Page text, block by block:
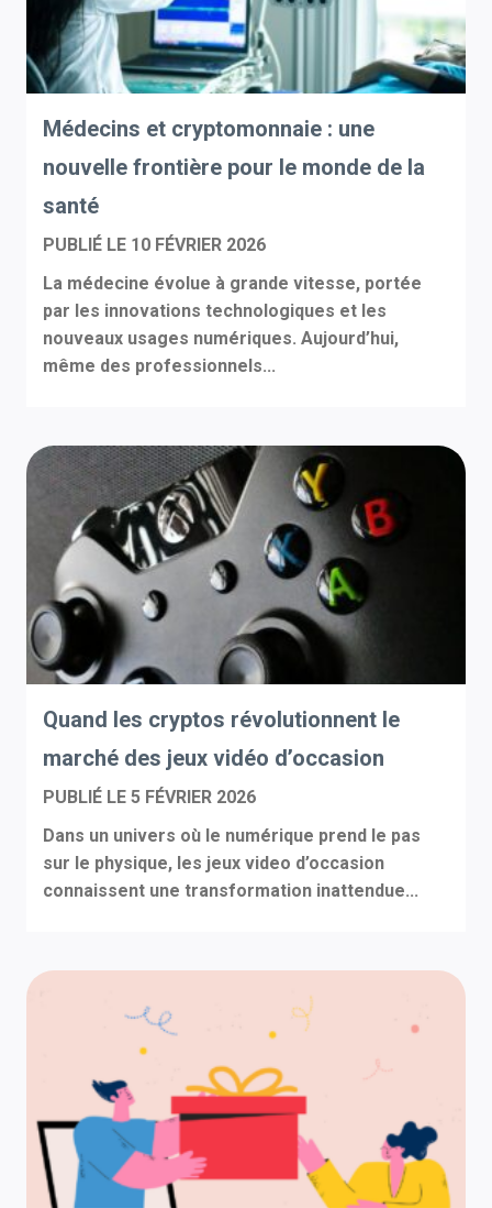
Médecins et cryptomonnaie : une
nouvelle frontière pour le monde de la
santé
PUBLIÉ LE 10 FÉVRIER 2026
La médecine évolue à grande vitesse, portée
par les innovations technologiques et les
nouveaux usages numériques. Aujourd’hui,
même des professionnels...
Quand les cryptos révolutionnent le
marché des jeux vidéo d’occasion
PUBLIÉ LE 5 FÉVRIER 2026
Dans un univers où le numérique prend le pas
sur le physique, les jeux video d’occasion
connaissent une transformation inattendue...